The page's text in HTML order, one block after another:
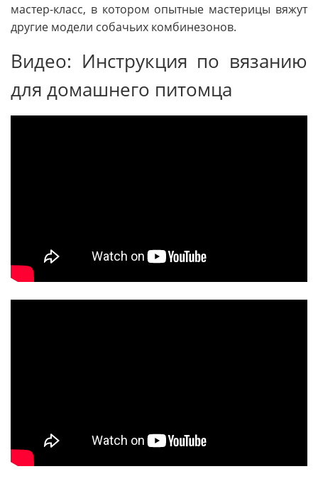
мастер-класс, в котором опытные мастерицы вяжут
другие модели собачьих комбинезонов.
Видео: Инструкция по вязанию
для домашнего питомца